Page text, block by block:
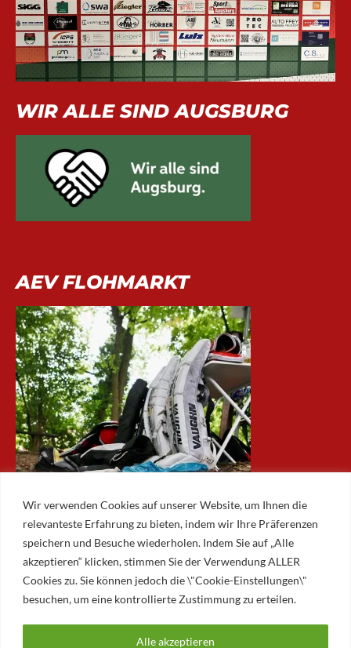
Wir verwenden Cookies auf unserer Website, um Ihnen die
relevanteste Erfahrung zu bieten, indem wir Ihre Präferenzen
speichern und Besuche wiederholen. Indem Sie auf „Alle
akzeptieren“ klicken, stimmen Sie der Verwendung ALLER
Cookies zu. Sie können jedoch die \"Cookie-Einstellungen\"
besuchen, um eine kontrollierte Zustimmung zu erteilen.
Alle akzeptieren
WIR ALLE SIND AUGSBURG
AEV FLOHMARKT
ARCHIV
Archiv